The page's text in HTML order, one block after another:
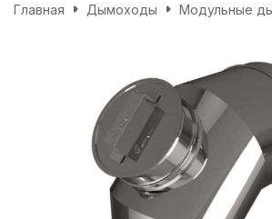
Главная Дымоходы Модульные